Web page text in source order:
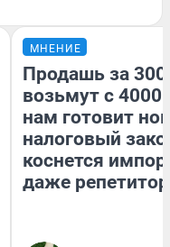
МНЕНИЕ
Продашь за
возьмут с
нам готовит
налоговый
коснется
даже